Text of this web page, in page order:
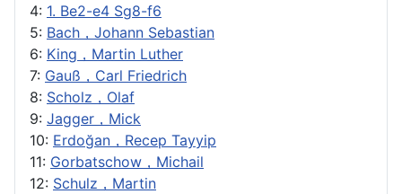
4: 1. Be2-e4 Sg8-f6
5: Bach，Johann Sebastian
6: King，Martin Luther
7: Gauß，Carl Friedrich
8: Scholz，Olaf
9: Jagger，Mick
10: Erdoğan，Recep Tayyip
11: Gorbatschow，Michail
12: Schulz，Martin